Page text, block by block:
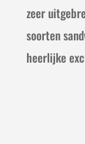
zeer
soorten
heerlijke